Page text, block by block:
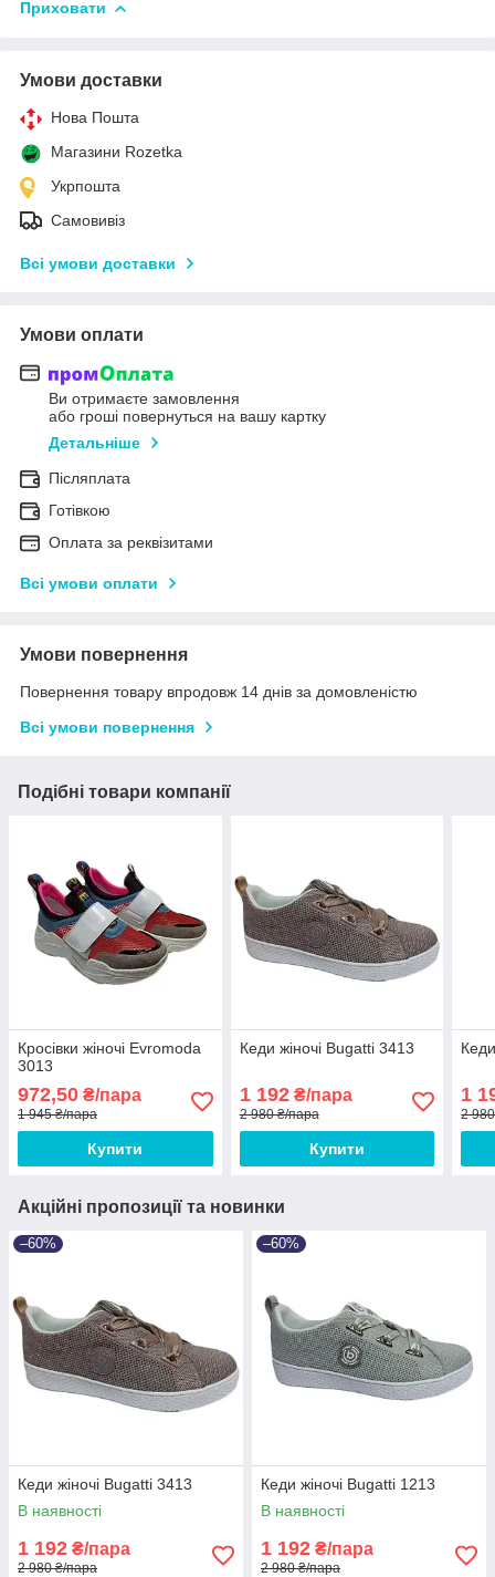
Приховати
Умови доставки
Нова Пошта
Магазини Rozetka
Укрпошта
Самовивіз
Всі умови доставки
Умови оплати
Ви отримаєте замовлення
або гроші повернуться на вашу картку
Детальніше
Післяплата
Готівкою
Оплата за реквізитами
Всі умови оплати
Умови повернення
Повернення товару впродовж 14 днів за домовленістю
Всі умови повернення
Подібні товари компанії
Кросівки жіночі Evromoda
3013
972,50 ₴/пара
1 945 ₴/пара
Купити
Кеди жіночі Bugatti 3413
1 192₴/пара
2 980 ₴/пара
Купити
1
2
Акційні пропозиції та новинки
–60%
Кеди жіночі Bugatti 3413
В наявності
1 192 ₴/пара
2 980 ₴/пара
–60%
Кеди жіночі Bugatti 1213
В наявності
1 192 ₴/пара
2 980 ₴/пара